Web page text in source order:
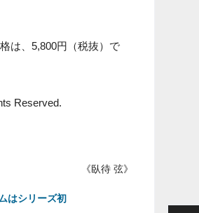
は、5,800円（税抜）で
Reserved.
《臥待 弦》
はシリーズ初